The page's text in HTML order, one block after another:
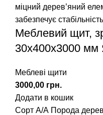
Меблевий щит,
30х400х3000 мм
Меблеві щити
грн.
Додати в кошик
Сорт А/А Порода